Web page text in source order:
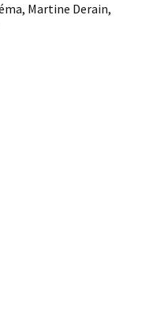
Martine Derain,